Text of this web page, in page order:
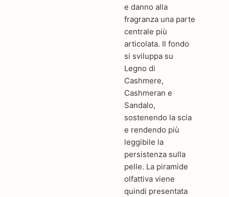
e danno alla
fragranza una parte
centrale più
articolata. Il fondo
si sviluppa su
Legno di
Cashmere,
Cashmeran e
Sandalo,
sostenendo la scia
e rendendo più
leggibile la
persistenza sulla
pelle. La piramide
olfattiva viene
quindi presentata